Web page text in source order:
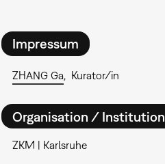
Impressum
ZHANG Ga Kurator/in
Organisation / Institution
ZKM | Karlsruhe